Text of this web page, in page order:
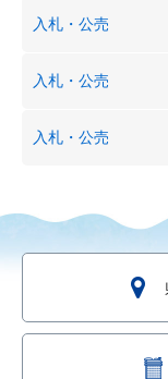
入札・公売
入札・公売
入札・公売